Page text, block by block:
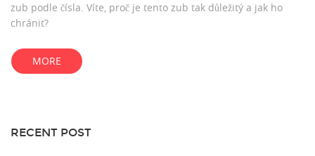
zub podle čísla. Víte, proč je tento zub tak důležitý a jak ho
chránit?
MORE
RECENT POST